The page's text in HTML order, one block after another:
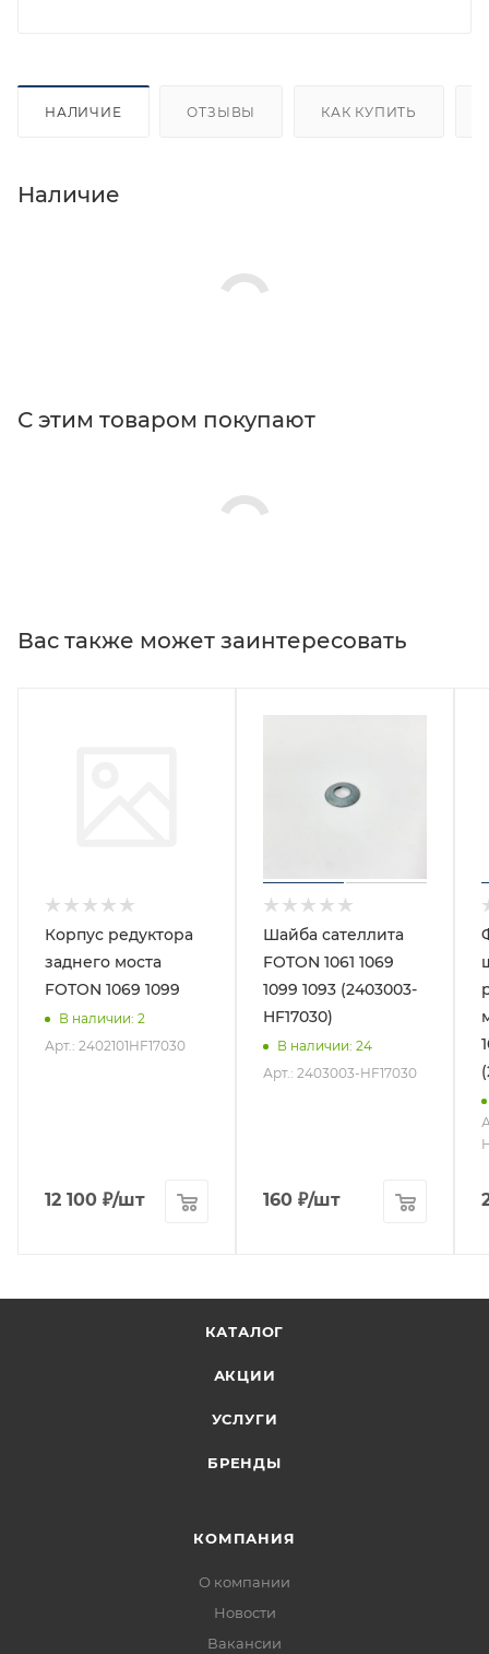
НАЛИЧИЕ ОТЗЫВЫ КАК КУПИТЬ
Наличие
С этим товаром покупают
Вас также может заинтересовать
Корпус редуктора
заднего моста
FOTON 1069 1099
В наличии: 2
Арт.: 2402101HF17030
12 100 ₽/шт
Шайба сателлита
FOTON 1061 1069
1099 1093 (2403003-
HF17030)
В наличии: 24
Арт.: 2403003-HF17030
160 ₽/шт
КАТАЛОГ
АКЦИИ
УСЛУГИ
БРЕНДЫ
КОМПАНИЯ
О компании
Новости
Вакансии